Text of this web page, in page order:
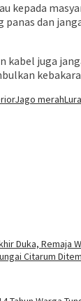
kepada
panas dan
kabel juga
Jago merah
Duka, Remaja
Citarum